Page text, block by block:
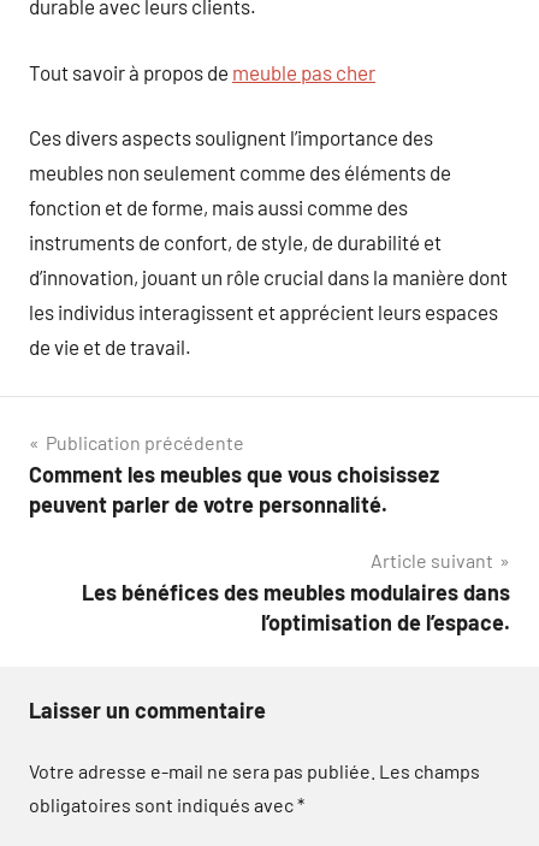
durable avec leurs clients.
Tout savoir à propos de meuble pas cher
Ces divers aspects soulignent l’importance des
meubles non seulement comme des éléments de
fonction et de forme, mais aussi comme des
instruments de confort, de style, de durabilité et
d’innovation, jouant un rôle crucial dans la manière dont
les individus interagissent et apprécient leurs espaces
de vie et de travail.
Navigation
de
Publication précédente
Comment les meubles que vous choisissez
peuvent parler de votre personnalité.
Article suivant
Les bénéfices des meubles modulaires dans
l’optimisation de l’espace.
Laisser un commentaire
Votre adresse e-mail ne sera pas publiée. Les champs
obligatoires sont indiqués avec*